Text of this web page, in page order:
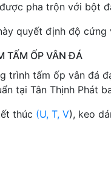
pha trộn với bột
quyết định độ cứng
TẤM ỐP VÂN ĐÁ
trình tấm ốp vân đá
tại Tân Thịnh Phát
thúc (U, T, V), keo